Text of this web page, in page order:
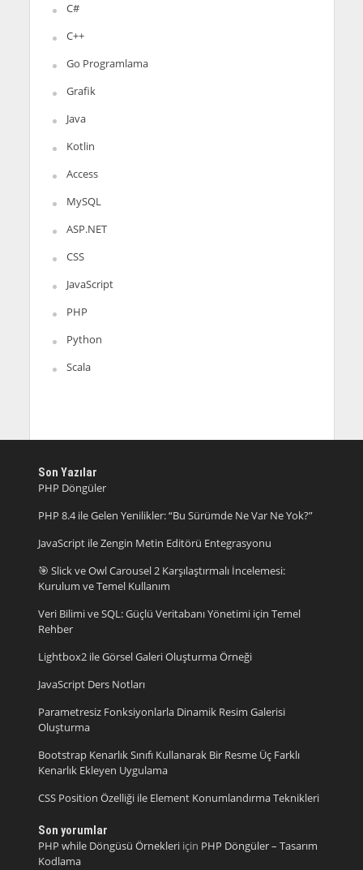
C#
C++
Go Programlama
Grafik
Java
Kotlin
Access
MySQL
ASP.NET
CSS
JavaScript
PHP
Python
Scala
Son Yazılar
PHP Döngüler
PHP 8.4 ile Gelen Yenilikler: “Bu Sürümde Ne Var Ne Yok?”
JavaScript ile Zengin Metin Editörü Entegrasyonu
🎯 Slick ve Owl Carousel 2 Karşılaştırmalı İncelemesi:
Kurulum ve Temel Kullanım
Veri Bilimi ve SQL: Güçlü Veritabanı Yönetimi için Temel
Rehber
Lightbox2 ile Görsel Galeri Oluşturma Örneği
JavaScript Ders Notları
Parametresiz Fonksiyonlarla Dinamik Resim Galerisi
Oluşturma
Bootstrap Kenarlık Sınıfı Kullanarak Bir Resme Üç Farklı
Kenarlık Ekleyen Uygulama
CSS Position Özelliği ile Element Konumlandırma Teknikleri
Son yorumlar
PHP while Döngüsü Örnekleriiçin PHP Döngüler – Tasarım
Kodlama